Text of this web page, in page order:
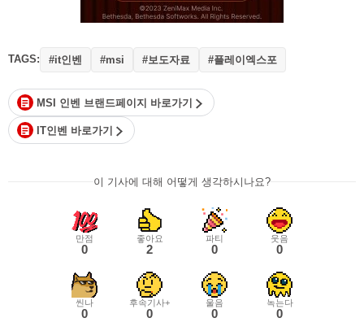
TAGS: #it인벤 #msi #보도자료 #플레이엑스포
MSI 인벤 브랜드페이지 바로가기
IT인벤 바로가기
이 기사에 대해 어떻게 생각하시나요?
만점
0
좋아요
2
파티
0
웃음
0
씬나
0
후속기사+
0
울음
0
녹는다
0